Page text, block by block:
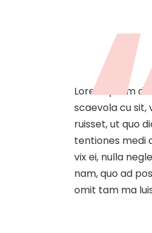
Lorem ipsum
scaevola cu sit,
ruisset, ut quo
tentiones medi
vix ei, nulla
nam, quo ad
omit tam ma